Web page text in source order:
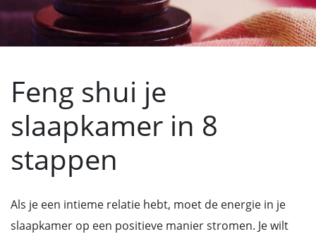
Feng shui je
slaapkamer in 8
stappen
Als je een intieme relatie hebt, moet de energie in je
slaapkamer op een positieve manier stromen. Je wilt